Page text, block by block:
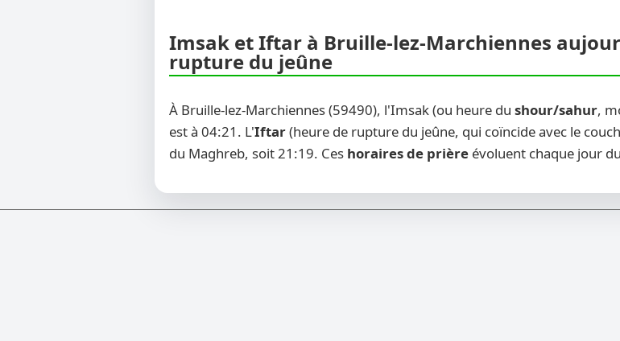
Imsak et Iftar à Bruille-lez-Marchiennes
rupture du jeûne
À Bruille-lez-Marchiennes (59490), l'Imsak (ou heure du shour/sahur,
est à 04:21. L'Iftar(heure de rupture du jeûne, qui coïncide avec le
du Maghreb, soit 21:19. Ces horaires de prière évoluent chaque jour